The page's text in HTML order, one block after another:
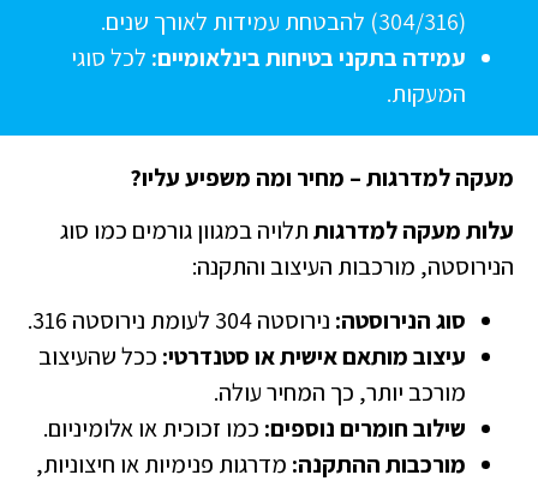
עמידה בתקני בטיחות בינלאומיים:לכל סוגי
המעקות.
למדרגות – מחיר ומה משפיע עליו?
מעקה למדרגותתלויה במגוון גורמים כמו סוג
מורכבות העיצוב והתקנה:
סוג הנירוסטה:נירוסטה 304 לעומת נירוסטה 316.
עיצוב מותאם אישית או סטנדרטי:ככל שהעיצוב
מורכב יותר, כך המחיר עולה.
שילוב חומרים נוספים:כמו זכוכית או אלומיניום.
מורכבות ההתקנה:מדרגות פנימיות או חיצוניות,